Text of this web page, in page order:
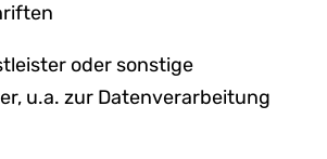
oder sonstige
u.a. zur Datenverarbeitung